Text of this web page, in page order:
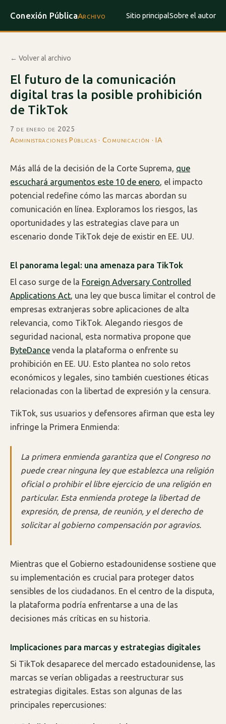
Conexión PúblicaArchivo Sitio principalSobre el autor
← Volver al archivo
El futuro de la comunicación
digital tras la posible prohibición
de TikTok
7 de enero de 2025·
Administraciones Públicas · Comunicación · IA
Más allá de la decisión de la Corte Suprema, que
escuchará argumentos este 10 de enero, el impacto
potencial redefine cómo las marcas abordan su
comunicación en línea. Exploramos los riesgos, las
oportunidades y las estrategias clave para un
escenario donde TikTok deje de existir en EE. UU.
El panorama legal: una amenaza para TikTok
El caso surge de la Foreign Adversary Controlled
Applications Act, una ley que busca limitar el control de
empresas extranjeras sobre aplicaciones de alta
relevancia, como TikTok. Alegando riesgos de
seguridad nacional, esta normativa propone que
ByteDance venda la plataforma o enfrente su
prohibición en EE. UU. Esto plantea no solo retos
económicos y legales, sino también cuestiones éticas
relacionadas con la libertad de expresión y la censura.
TikTok, sus usuarios y defensores afirman que esta ley
infringe la Primera Enmienda:
La primera enmienda garantiza que el Congreso no
puede crear ninguna ley que establezca una religión
oficial o prohibir el libre ejercicio de una religión en
particular. Esta enmienda protege la libertad de
expresión, de prensa, de reunión, y el derecho de
solicitar al gobierno compensación por agravios.
Mientras que el Gobierno estadounidense sostiene que
su implementación es crucial para proteger datos
sensibles de los ciudadanos. En el centro de la disputa,
la plataforma podría enfrentarse a una de las
decisiones más críticas en su historia.
Implicaciones para marcas y estrategias digitales
Si TikTok desaparece del mercado estadounidense, las
marcas se verían obligadas a reestructurar sus
estrategias digitales. Estas son algunas de las
principales repercusiones: